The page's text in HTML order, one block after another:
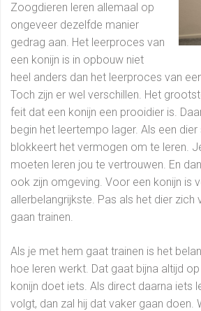
Zoogdieren leren allemaal op
ongeveer dezelfde manier
gedrag aan. Het leerproces van
een konijn is in opbouw niet
heel anders dan het leerproces van
Toch zijn er wel verschillen. Het
feit dat een konijn een prooidier is.
begin het leertempo lager. Als een
blokkeert het vermogen om te leren.
moeten leren jou te vertrouwen. En
ook zijn omgeving. Voor een konijn is
allerbelangrijkste. Pas als het dier zich
gaan trainen.
Als je met hem gaat trainen is het
hoe leren werkt. Dat gaat bijna altijd
konijn doet iets. Als direct daarna iets
volgt, dan zal hij dat vaker gaan doen.